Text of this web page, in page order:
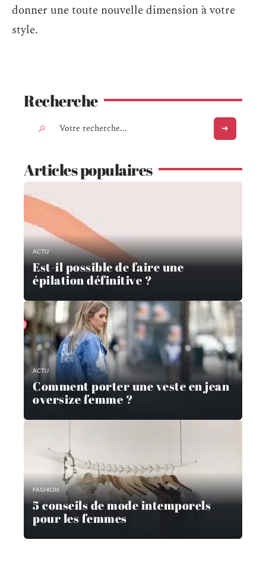
donner une toute nouvelle dimension à votre
style.
Recherche
Articles populaires
ACTU
Est-il possible de faire une
épilation définitive ?
ACTU
Comment porter une veste en jean
oversize femme ?
FASHION
5 conseils de mode intemporels
pour les femmes